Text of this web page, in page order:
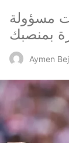
مسؤولة
بمنصبك
Aymen